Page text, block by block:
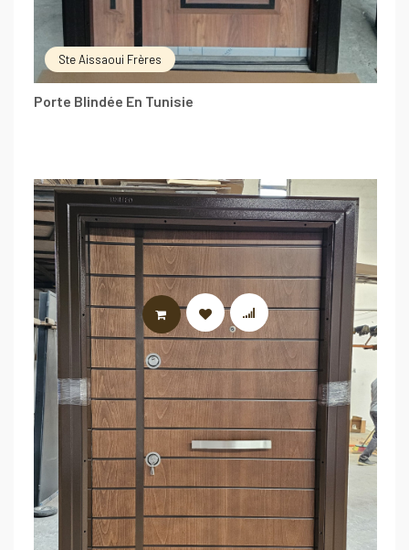
Ste Aissaoui Frères
Porte Blindée En Tunisie
LIRE LA SUITE